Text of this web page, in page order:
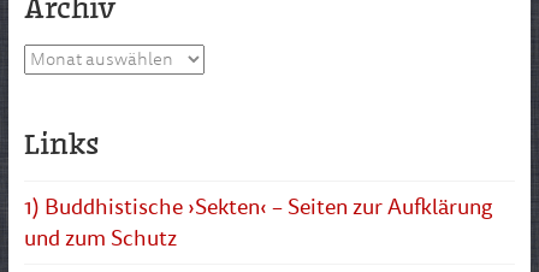
Archiv
Links
1) Buddhistische ›Sekten‹ – Seiten zur Aufklärung
und zum Schutz